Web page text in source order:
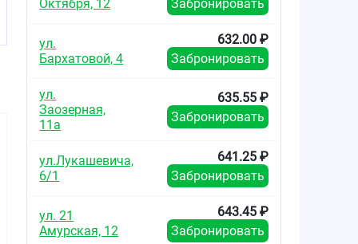
от473.20₽ от1198.00₽
Октября, 12
Забронировать
ул.
Бархатовой, 4
632.00 ₽
Забронировать
ул.
Заозерная,
11а
635.55 ₽
Забронировать
ул.Лукашевича,
6/1
641.25 ₽
Забронировать
ул. 21
Амурская, 12
643.45 ₽
Забронировать